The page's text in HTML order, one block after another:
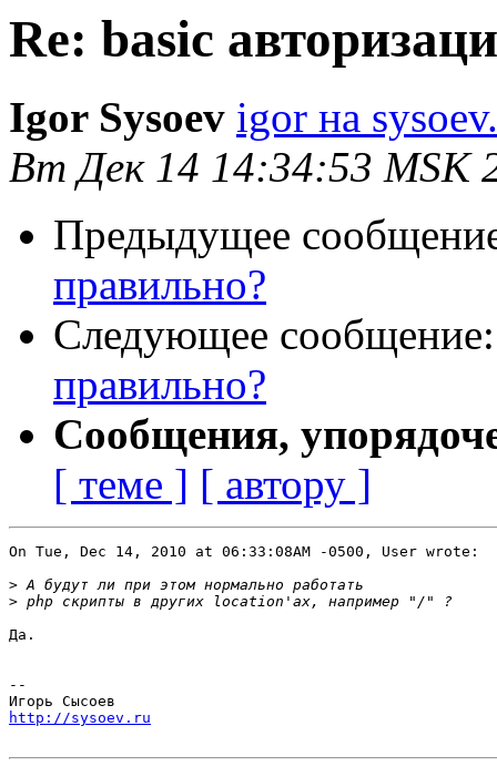
Re: basic
Igor Sysoev igor на
Вт Дек 14 14:34:53 MSK
Предыдущее
правильно?
Следующее
правильно?
Сообщения,
[ теме ] [ автору ]
On Tue, Dec 14, 2010 at 06:33:08AM -0500, User wrote:
>
>
Да.
--
http://sysoev.ru